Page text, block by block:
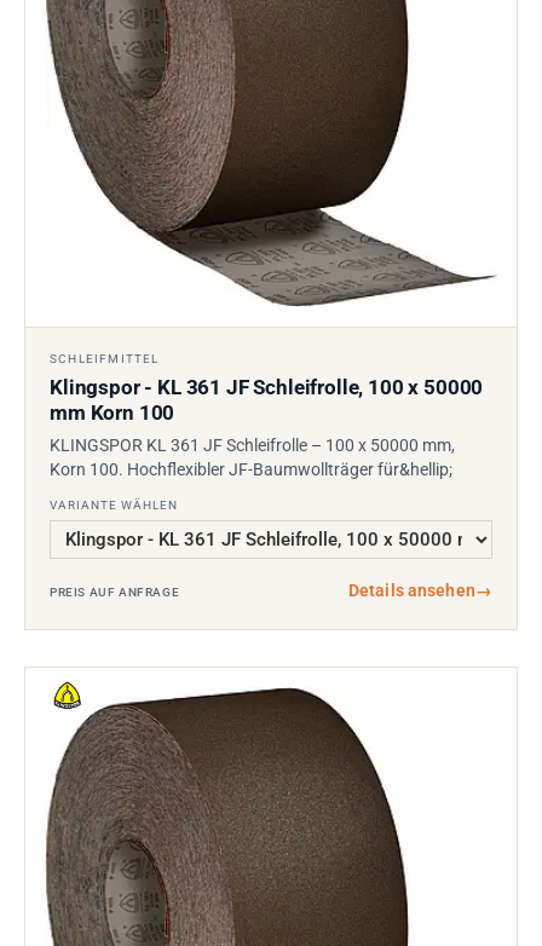
SCHLEIFMITTEL
Klingspor - KL 361 JF Schleifrolle, 100 x 50000
mm Korn 100
KLINGSPOR KL 361 JF Schleifrolle – 100 x 50000 mm,
Korn 100. Hochflexibler JF-Baumwollträger für&hellip;
VARIANTE WÄHLEN
PREIS AUF ANFRAGE Details ansehen→